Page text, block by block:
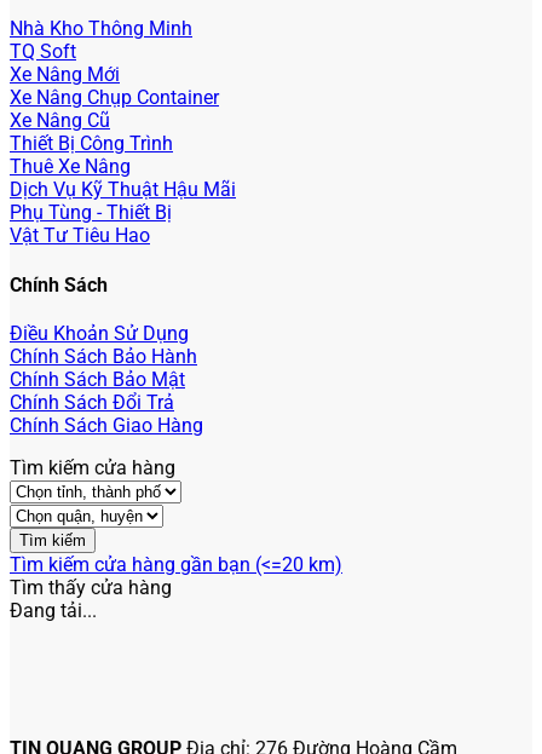
Nhà Kho Thông Minh
TQ Soft
Xe Nâng Mới
Xe Nâng Chụp Container
Xe Nâng Cũ
Thiết Bị Công Trình
Thuê Xe Nâng
Dịch Vụ Kỹ Thuật Hậu Mãi
Phụ Tùng - Thiết Bị
Vật Tư Tiêu Hao
Chính Sách
Điều Khoản Sử Dụng
Chính Sách Bảo Hành
Chính Sách Bảo Mật
Chính Sách Đổi Trả
Chính Sách Giao Hàng
Tìm kiếm cửa hàng
Tìm kiếm cửa hàng gần bạn (<=20 km)
Tìm thấy cửa hàng
Đang tải...
TIN QUANG GROUP Địa chỉ: 276 Đường Hoàng Cầm